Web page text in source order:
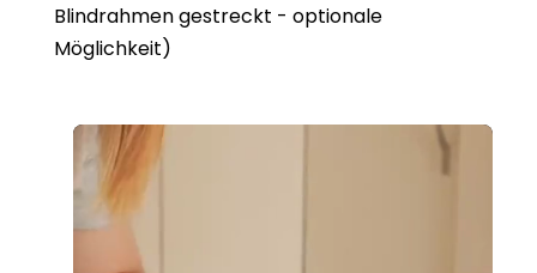
Blindrahmen gestreckt - optionale
Möglichkeit)